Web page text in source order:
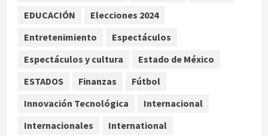
Palacio de los Deportes con su tour
‘Hades: The Sacrifice’
4
Sheinbaum defiende reestructura
de créditos del Infonavit y niega
agosto 9, 2026
EDUCACIÓN
Elecciones 2024
Entretenimiento
Espectáculos
Espectáculos y cultura
Estado de México
ESTADOS
Finanzas
Fútbol
Innovación Tecnológica
Internacional
Internacionales
International